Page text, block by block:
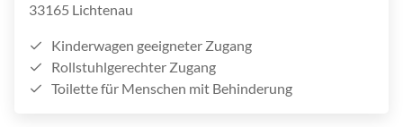
33165 Lichtenau
Kinderwagen geeigneter Zugang
Rollstuhlgerechter Zugang
Toilette für Menschen mit Behinderung